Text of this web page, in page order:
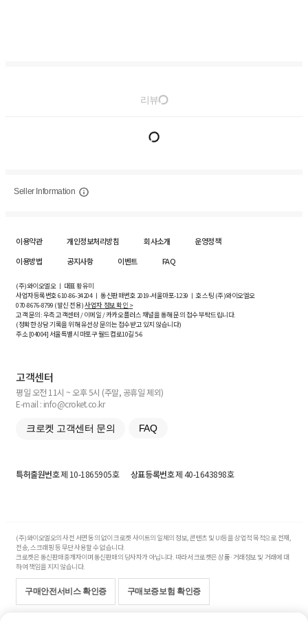
리뷰
Seller Information
이용약관 개인정보처리방침 회사소개
운영정책
이용방법
공지사항 이벤트 FAQ
(주)와이오엘오 ㅣ 대표 황유미
사업자등록번호610-86-34204ㅣ 통신판매번호 2019-서울마포-1239 ㅣ 호스팅 (주)와이오엘오
070-8676-8799 (발신 전용)사업자 정보 확인 >
고객 문의: 우측 고객센터 / 이메일 / 카카오플러스 채널을 통해 문의 접수 부탁드립니다.
(정확한 상담 기록을 위해 유선상 문의는 접수받고 있지 않습니다)
주소 [04004] 서울특별시 마포구 월드컵로10길5-6
고객센터
평일 오전 11시 ~ 오후 5시 (주말, 공휴일 제외)
E-mail : info@croket.co.kr
크로켓 고객센터 문의 FAQ
특허출원번호제 10-1865905호 상표등록번호제 40-1643898호
(주)와이오엘오의 사전 서면 동의 없이 크로켓 사이트의 일체의 정보, 콘텐츠 및 UI등을 상업적 목적으로 전재,
전송, 스크래핑 등 무단 사용할 수 없습니다.
크로켓은 통신판매중개자이며 통신판매의 당사자가 아닙니다. 따라서 크로켓은 상품·거래정보 및 거래에 대
하여 책임을 지지 않습니다.
구매안전서비스 확인증 구매보증보험 확인증